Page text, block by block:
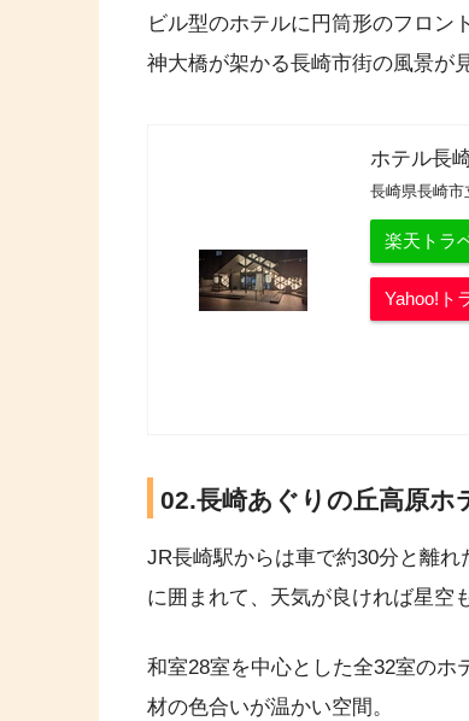
ビル型のホテルに円筒形のフロン
神大橋が架かる長崎市街の風景が
ホテル長
長崎県長崎市
楽天トラ
Yahoo!ト
02.長崎あぐりの丘高原ホ
JR長崎駅からは車で約30分と離
に囲まれて、天気が良ければ星空
和室28室を中心とした全32室の
材の色合いが温かい空間。